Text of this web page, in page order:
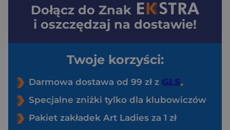
Dołącz do Znak
i oszczędzaj na dostawie!
Twoje korzyści:
Darmowa dostawa od 99 zł z
Specjalne zniżki tylko dla klubowiczów
Pakiet zakładek Art Ladies za 1 zł